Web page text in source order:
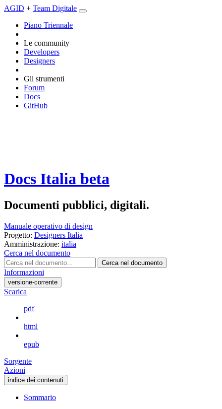
AGID + Team Digitale
Piano Triennale
Le community
Developers
Designers
Gli strumenti
Forum
Docs
GitHub
Docs Italia beta
Documenti pubblici, digitali.
Manuale operativo di design
Progetto: Designers Italia
Amministrazione: italia
Cerca nel documento
Cerca nel documento
Informazioni
versione-corrente
Scarica
pdf
html
epub
Sorgente
Azioni
indice dei contenuti
Sommario